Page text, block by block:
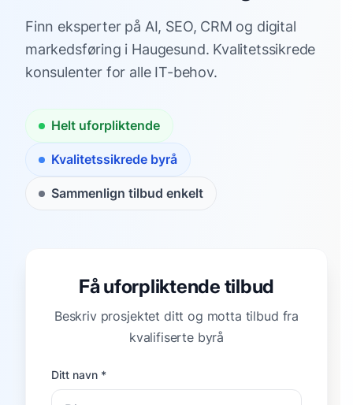
Finn eksperter på AI, SEO, CRM og digital
markedsføring i Haugesund. Kvalitetssikrede
konsulenter for alle IT-behov.
Helt uforpliktende
Kvalitetssikrede byrå
Sammenlign tilbud enkelt
Få uforpliktende tilbud
Beskriv prosjektet ditt og motta tilbud fra
kvalifiserte byrå
Ditt navn *